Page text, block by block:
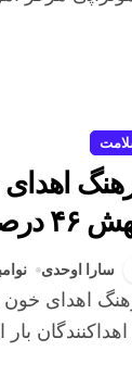
اهدای
اهداکنندگان بار اول
سارا اوحدی نوامبر 10,
اهداکنندگان